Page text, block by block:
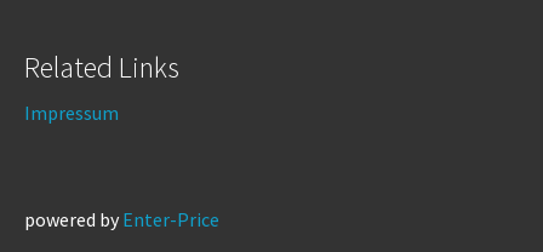
Related Links
Impressum
powered by Enter-Price